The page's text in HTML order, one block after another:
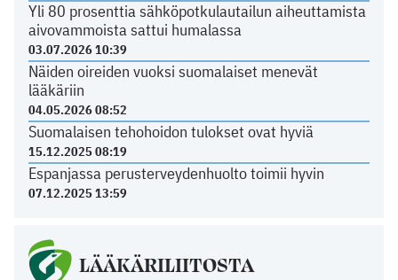
Yli 80 prosenttia sähköpotkulautailun aiheuttamista
aivovammoista sattui humalassa
03.07.2026 10:39
Näiden oireiden vuoksi suomalaiset menevät
lääkäriin
04.05.2026 08:52
Suomalaisen tehohoidon tulokset ovat hyviä
15.12.2025 08:19
Espanjassa perusterveydenhuolto toimii hyvin
07.12.2025 13:59
LÄÄKÄRILIITOSTA